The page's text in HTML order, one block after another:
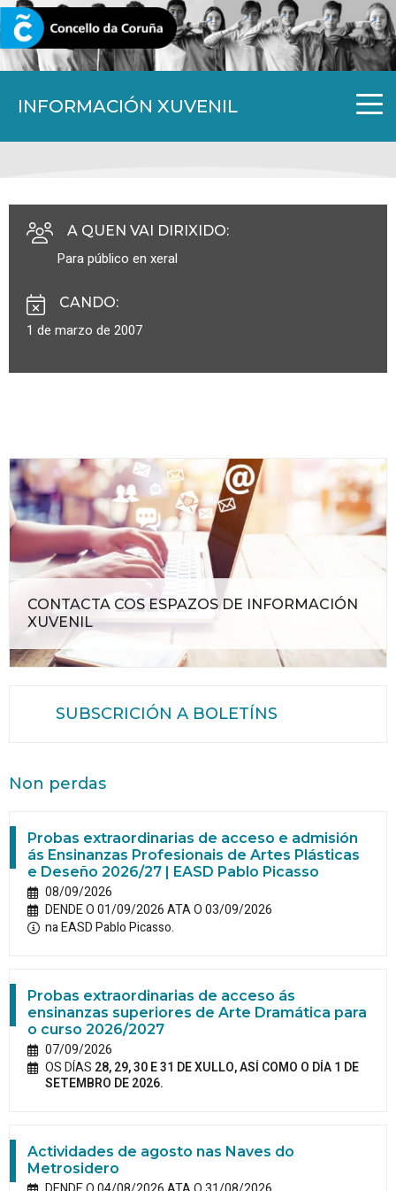
INFORMACIÓN XUVENIL
CORUNA.GAL
A QUEN VAI DIRIXIDO:
Para público en xeral
CANDO:
1 de marzo de 2007
CONTACTA COS ESPAZOS DE INFORMACIÓN
XUVENIL
SUBSCRICIÓN A BOLETÍNS
Non perdas
Probas extraordinarias de acceso e admisión
ás Ensinanzas Profesionais de Artes Plásticas
e Deseño 2026/27 | EASD Pablo Picasso
08/09/2026
DENDE O 01/09/2026 ATA O 03/09/2026
na EASD Pablo Picasso.
Probas extraordinarias de acceso ás
ensinanzas superiores de Arte Dramática para
o curso 2026/2027
07/09/2026
OS DÍAS 28, 29, 30 E 31 DE XULLO, ASÍ COMO O DÍA 1 DE
SETEMBRO DE 2026.
Actividades de agosto nas Naves do
Metrosidero